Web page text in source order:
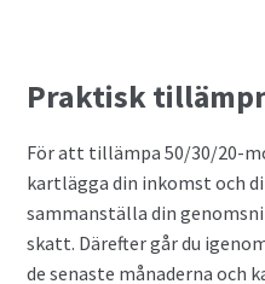
Praktisk
För att tillämpa 50/30/20-
kartlägga din inkomst och
sammanställa din
skatt. Därefter går du
de senaste månaderna och